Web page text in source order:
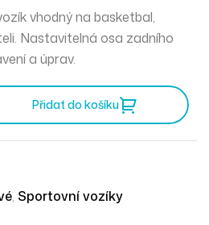
vhodný na basketbal,
Nastavitelná osa zadního
a úprav.
Přidat do košíku
, Sportovní vozíky